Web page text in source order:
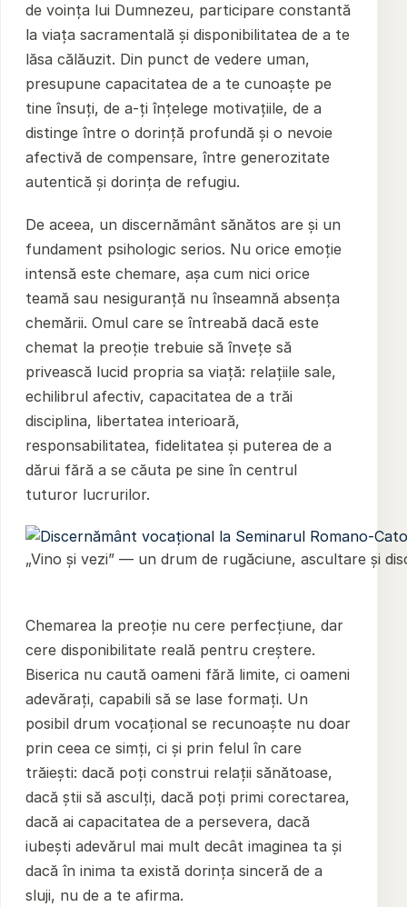
de voința lui Dumnezeu, participare constantă
la viața sacramentală și disponibilitatea de a te
lăsa călăuzit. Din punct de vedere uman,
presupune capacitatea de a te cunoaște pe
tine însuți, de a-ți înțelege motivațiile, de a
distinge între o dorință profundă și o nevoie
afectivă de compensare, între generozitate
autentică și dorința de refugiu.
De aceea, un discernământ sănătos are și un
fundament psihologic serios. Nu orice emoție
intensă este chemare, așa cum nici orice
teamă sau nesiguranță nu înseamnă absența
chemării. Omul care se întreabă dacă este
chemat la preoție trebuie să învețe să
privească lucid propria sa viață: relațiile sale,
echilibrul afectiv, capacitatea de a trăi
disciplina, libertatea interioară,
responsabilitatea, fidelitatea și puterea de a
dărui fără a se căuta pe sine în centrul
tuturor lucrurilor.
„Vino și vezi” — un drum de rugăciune, ascultare și
Chemarea la preoție nu cere perfecțiune, dar
cere disponibilitate reală pentru creștere.
Biserica nu caută oameni fără limite, ci oameni
adevărați, capabili să se lase formați. Un
posibil drum vocațional se recunoaște nu doar
prin ceea ce simți, ci și prin felul în care
trăiești: dacă poți construi relații sănătoase,
dacă știi să asculți, dacă poți primi corectarea,
dacă ai capacitatea de a persevera, dacă
iubești adevărul mai mult decât imaginea ta și
dacă în inima ta există dorința sinceră de a
sluji, nu de a te afirma.